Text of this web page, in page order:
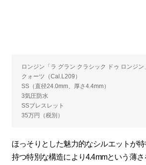
ロンジン「ラ グラン クラシック ドゥ ロンジン
クォーツ（Cal.L209）
SS（直径24.0mm、厚さ4.4mm）
3気圧防水
SSブレスレット
35万円（税別）
ほっそりとした魅力的なシルエットが
持つ特別な構造により4.4mmという薄